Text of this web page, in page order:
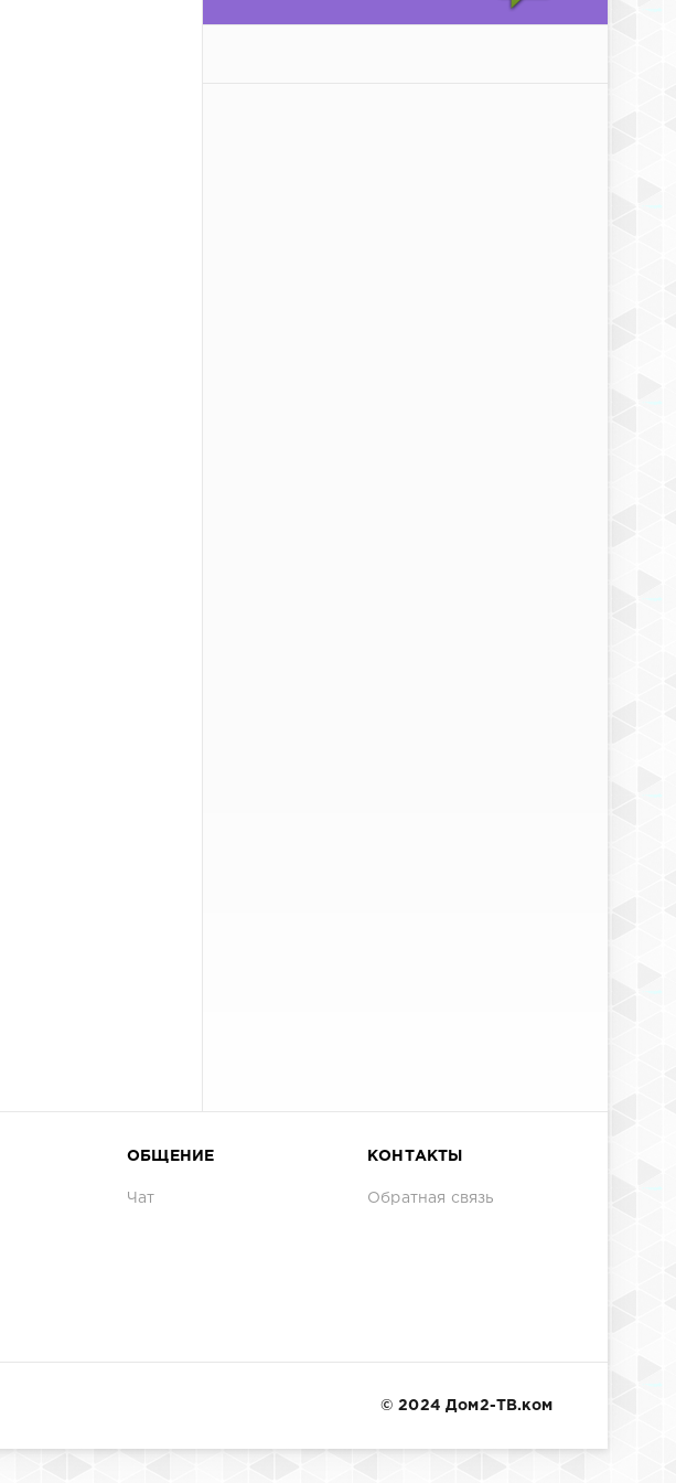
ОБЩЕНИЕ
Чат
КОНТАКТЫ
Обратная связь
© 2024 Дом2-ТВ.ком